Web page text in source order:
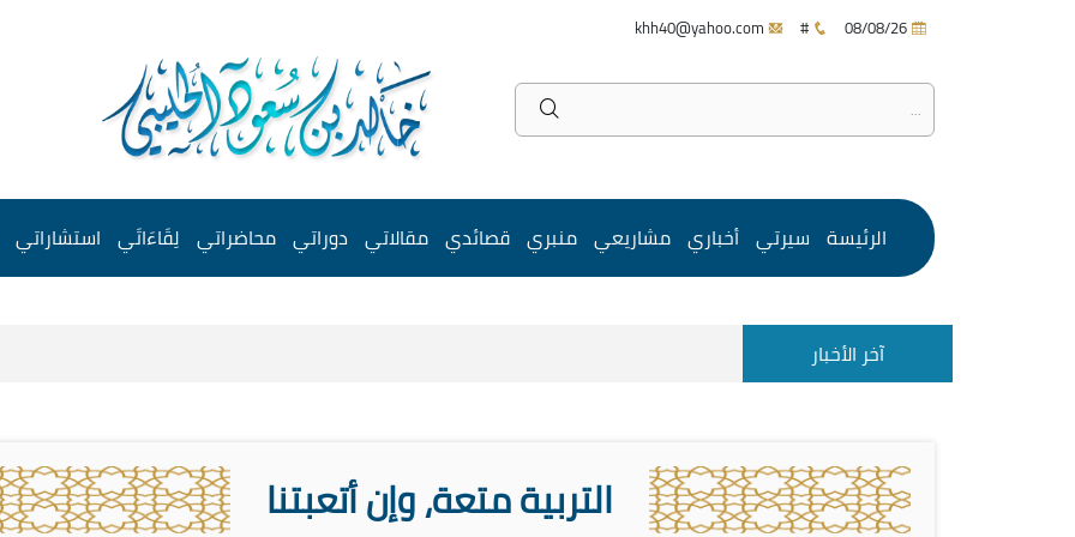
#
الرئيسة سيرتي أخباري مشاريعي منبري قصائدي مقالاتي دوراتي محاضراتي لِقَاءَاتَي استشاراتي
آخر الأخبار
التربية متعة، وإن أتعبتنا